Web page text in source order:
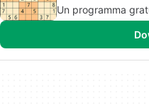
Un programma